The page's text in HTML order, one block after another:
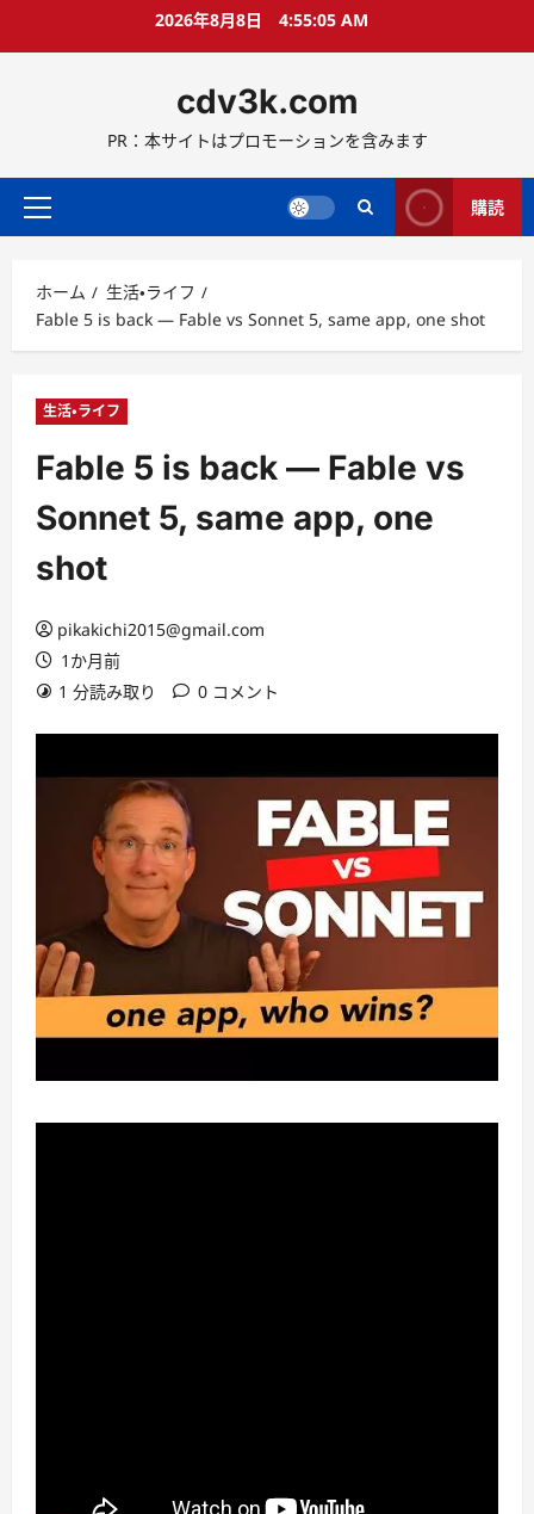
ス
ッ
2026年8月8日 4:55:06 AM
cdv3k.com
PR：本サイトはプロモーションを含みます
メ
メ
ニ
ュ
購読
ホーム
生活・ライフ
Fable 5 is back — Fable vs Sonnet 5, same app, one shot
生活・ライフ
Fable 5 is back — Fable vs
Sonnet 5, same app, one
shot
pikakichi2015@gmail.com
1か月前
1 分読み取り
0 コメント